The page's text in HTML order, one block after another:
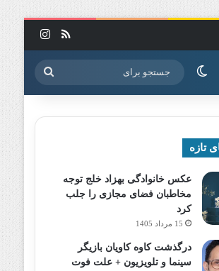
خوراک
تغییر پوسته جستجو
برای
تازه
عکس خانوادگی بهزاد خلج توجه
مخاطبان فضای مجازی را جلب
کرد
15 مرداد 1405
درگذشت کاوه کاویان بازیگر
سینما و تلویزیون + علت فوت